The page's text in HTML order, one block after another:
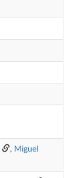
, Miguel